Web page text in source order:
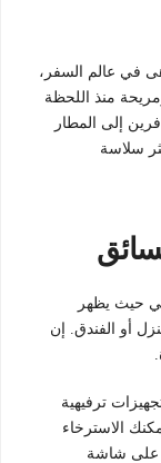
في عالم السفر،
منذ اللحظة
إلى المطار
سلاسة
حيث يظهر
أو الفندق. إن
ترفيهية
الاسترخاء
على شاشة